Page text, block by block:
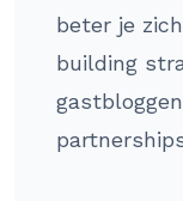
beter je
building